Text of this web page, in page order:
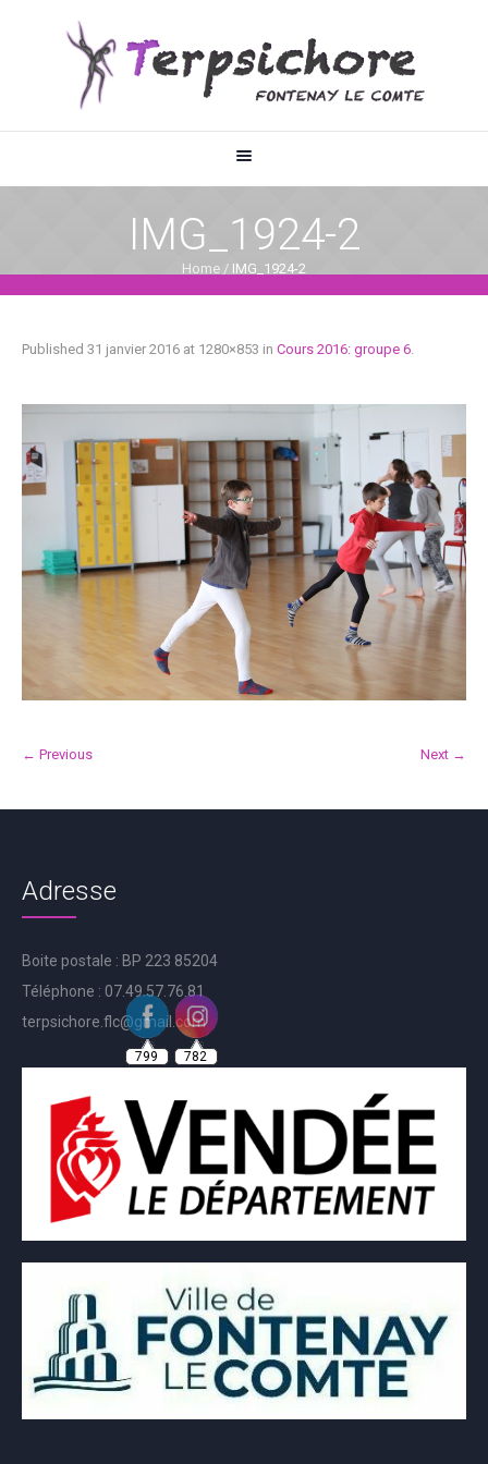
IMG_1924-2
Home / IMG_1924-2
Published 31 janvier 2016 at 1280×853 in Cours 2016: groupe 6.
← Previous Next →
Adresse
Boite postale : BP 223 85204
Téléphone : 07.49.57.76.81
terpsichore.flc@gmail.com
799 782